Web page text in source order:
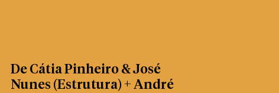
De Cátia Pinheiro & José
Nunes (Estrutura) + André